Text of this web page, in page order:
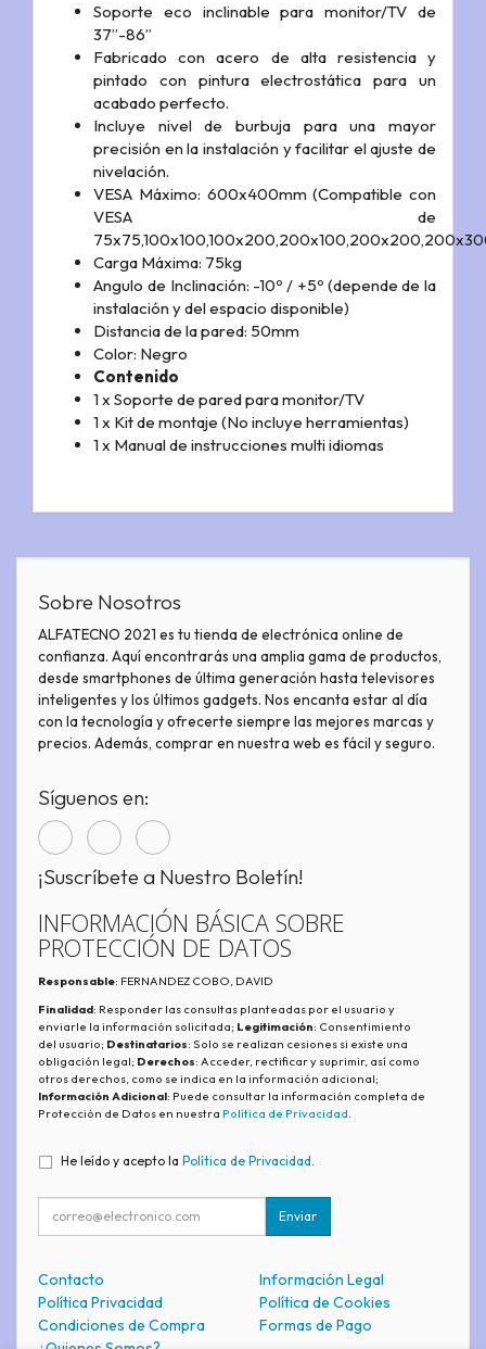
Soporte eco inclinable para monitor/TV de
37”-86”
Fabricado con acero de alta resistencia y
pintado con pintura electrostática para un
acabado perfecto.
Incluye nivel de burbuja para una mayor
precisión en la instalación y facilitar el ajuste de
nivelación.
VESA Máximo: 600x400mm (Compatible con
VESA de
Carga Máxima: 75kg
Angulo de Inclinación: -10º / +5º (depende de la
instalación y del espacio disponible)
Distancia de la pared: 50mm
Color: Negro
Contenido
1 x Soporte de pared para monitor/TV
1 x Kit de montaje (No incluye herramientas)
1 x Manual de instrucciones multi idiomas
Sobre Nosotros
ALFATECNO 2021 es tu tienda de electrónica online de
confianza. Aquí encontrarás una amplia gama de productos,
desde smartphones de última generación hasta televisores
inteligentes y los últimos gadgets. Nos encanta estar al día
con la tecnología y ofrecerte siempre las mejores marcas y
precios. Además, comprar en nuestra web es fácil y seguro.
Síguenos en:
¡Suscríbete a Nuestro Boletín!
INFORMACIÓN BÁSICA SOBRE
PROTECCIÓN DE DATOS
Responsable: FERNANDEZ COBO, DAVID
Finalidad: Responder las consultas planteadas por el usuario y
enviarle la información solicitada; Legitimación: Consentimiento
del usuario; Destinatarios: Solo se realizan cesiones si existe una
obligación legal; Derechos: Acceder, rectificar y suprimir, así como
otros derechos, como se indica en la información adicional;
Información Adicional: Puede consultar la información completa de
Protección de Datos en nuestra Política de Privacidad.
He leído y acepto la Política de Privacidad
Enviar
Contacto
Información Legal
Política Privacidad
Política de Cookies
Condiciones de Compra
Formas de Pago